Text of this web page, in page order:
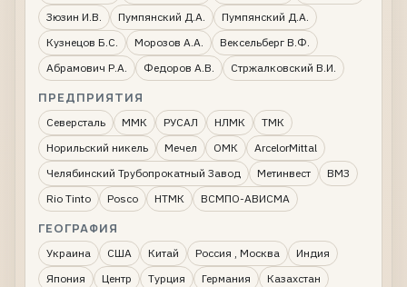
Зюзин И.В.
Пумпянский Д.А.
Пумпянский Д.А.
Кузнецов Б.С.
Морозов А.А.
Вексельберг В.Ф.
Абрамович Р.А.
Федоров А.В. Стржалковский В.И.
ПРЕДПРИЯТИЯ
Северсталь ММК РУСАЛ НЛМК
ТМК
Норильский никель
Мечел ОМК
ArcelorMittal
Челябинский Трубопрокатный Завод
Метинвест
ВМЗ
Rio Tinto
Posco НТМК ВСМПО-АВИСМА
ГЕОГРАФИЯ
Украина США Китай Россия , Москва
Индия
Япония
Центр Турция Германия
Казахстан